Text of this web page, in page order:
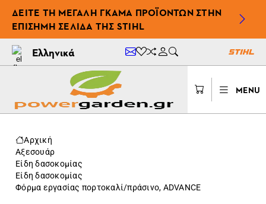
ΔΕΊΤΕ ΤΗ ΜΕΓΆΛΗ ΓΚΆΜΑ ΠΡΟΪΌΝΤΩΝ ΣΤΗΝ
ΕΠΊΣΗΜΗ ΣΕΛΊΔΑ ΤΗΣ STIHL
Ελληνικά
MENU
Αρχική
Αξεσουάρ
Είδη δασοκομίας
Είδη δασοκομίας
Φόρμα εργασίας πορτοκαλί/πράσινο, ADVANCE